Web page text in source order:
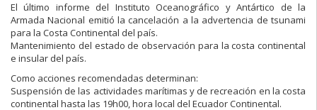
El último informe del Instituto Oceanográfico y Antártico de la
Armada Nacional emitió la cancelación a la advertencia de tsunami
para la Costa Continental del país.
Mantenimiento del estado de observación para la costa continental
e insular del país.
Como acciones recomendadas determinan:
Suspensión de las actividades marítimas y de recreación en la costa
continental hasta las 19h00, hora local del Ecuador Continental.